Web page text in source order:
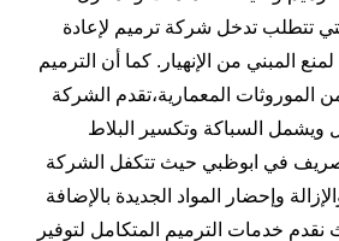
تتطلب تدخل شركة ترميم لإعادة
المبني من الإنهيار. كما أن الترميم
المعمارية،تقدم الشركة
ويشمل السباكة وتكسير البلاط
في ابوظبي حيث تتكفل الشركة
وإحضار المواد الجديدة بالإضافة
نقدم خدمات الترميم المتكامل لتوفير